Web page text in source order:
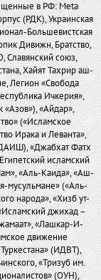
в РФ: Meta
(РДК), Украинская
Большевистская
Дивижн, Братство,
Славянский союз,
Хайят Тахрир аш-
Легион «Свобода
Ичкерия»,
«Азов»), «Айдар»,
(«Исламское
Ирака и Леванта»,
«Джабхат Фатх
исламский
«Аль-Каида», «Аш-
мусульмане» («Аль-
народа», «Хизб ут-
джихад –
«Лашкар-И-
движение
(ИДВТ),
«Тризуб им.
(ОУН),